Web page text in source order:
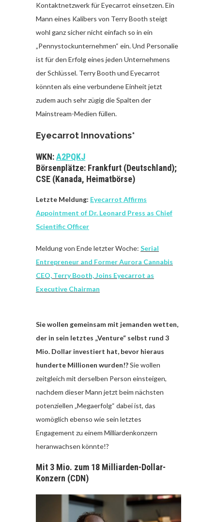
Kontaktnetzwerk für Eyecarrot einsetzen. Ein
Mann eines Kalibers von Terry Booth steigt
wohl ganz sicher nicht einfach so in ein
„Pennystockunternehmen“ ein. Und Personalie
ist für den Erfolg eines jeden Unternehmens
der Schlüssel. Terry Booth und Eyecarrot
könnten als eine verbundene Einheit jetzt
zudem auch sehr zügig die Spalten der
Mainstream-Medien füllen.
Eyecarrot Innovations*
WKN:A2PQKJ
Börsenplätze: Frankfurt (Deutschland);
CSE (Kanada, Heimatbörse)
Letzte Meldung: Eyecarrot Affirms
Appointment of Dr. Leonard Press as Chief
Scientific Officer
Meldung von Ende letzter Woche: Serial
Entrepreneur and Former Aurora Cannabis
CEO, Terry Booth, Joins Eyecarrot as
Executive Chairman
Sie wollen gemeinsam mit jemanden wetten,
der in sein letztes „Venture“ selbst rund 3
Mio. Dollar investiert hat, bevor hieraus
hunderte Millionen wurden!?Sie wollen
zeitgleich mit derselben Person einsteigen,
nachdem dieser Mann jetzt beim nächsten
potenziellen „Megaerfolg“ dabei ist, das
womöglich ebenso wie sein letztes
Engagement zu einem Milliardenkonzern
heranwachsen könnte!?
Mit 3 Mio. zum 18 Milliarden-Dollar-
Konzern (CDN)